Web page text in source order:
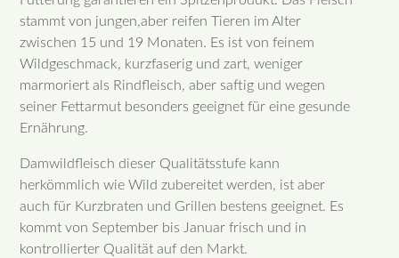
stammt von jungen,aber reifen Tieren im Alter
zwischen 15 und 19 Monaten. Es ist von feinem
Wildgeschmack, kurzfaserig und zart, weniger
marmoriert als Rindfleisch, aber saftig und wegen
seiner Fettarmut besonders geeignet für eine gesunde
Ernährung.
Damwildfleisch dieser Qualitätsstufe kann
herkömmlich wie Wild zubereitet werden, ist aber
auch für Kurzbraten und Grillen bestens geeignet. Es
kommt von September bis Januar frisch und in
kontrollierter Qualität auf den Markt.